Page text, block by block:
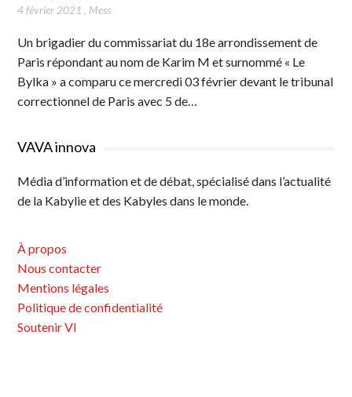
4 février 2021 , Mess
Un brigadier du commissariat du 18e arrondissement de
Paris répondant au nom de Karim M et surnommé « Le
Bylka » a comparu ce mercredi 03 février devant le tribunal
correctionnel de Paris avec 5 de…
VAVA innova
Média d’information et de débat, spécialisé dans l’actualité
de la Kabylie et des Kabyles dans le monde.
À propos
Nous contacter
Mentions légales
Politique de confidentialité
Soutenir VI